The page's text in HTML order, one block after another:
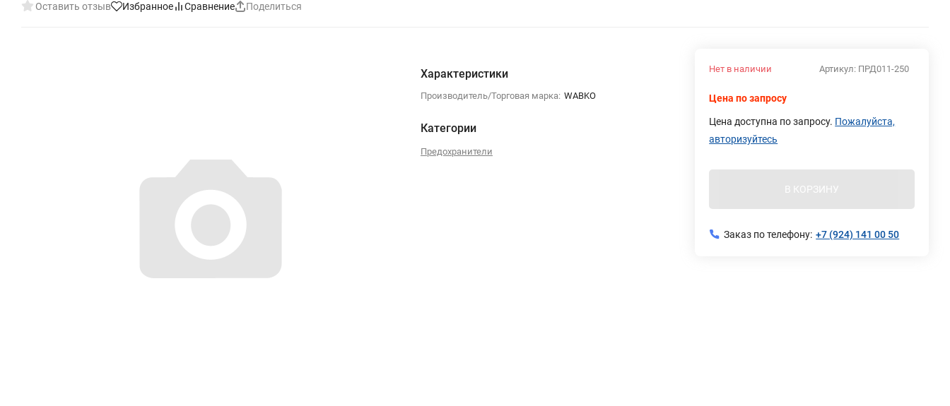
Оставить отзыв Избранное Сравнение Поделиться
Характеристики
Производитель/Торговая марка: WABKO
Категории
Предохранители
Артикул: ПРД011-250
Нет в наличии
Цена по запросу
Цена доступна по запросу. Пожалуйста,
авторизуйтесь
В КОРЗИНУ
Заказ по телефону: +7 (924) 141 00 50